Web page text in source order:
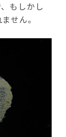
もしかし
せん。